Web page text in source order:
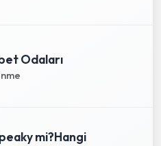
Odaları
mi?Hangi